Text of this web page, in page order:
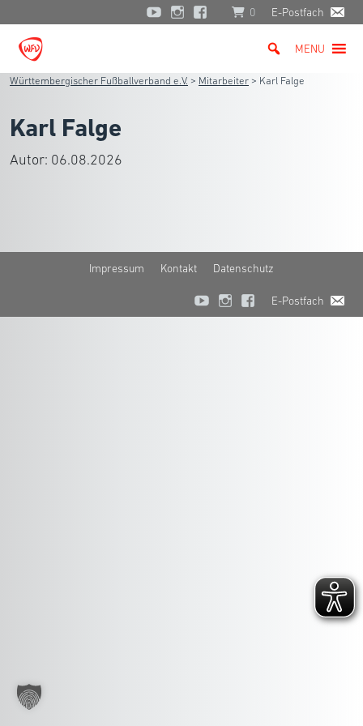
0 E-Postfach
MENU
Württembergischer Fußballverband e.V. > Mitarbeiter > Karl Falge
Karl Falge
Autor: 06.08.2026
Impressum Kontakt Datenschutz
E-Postfach